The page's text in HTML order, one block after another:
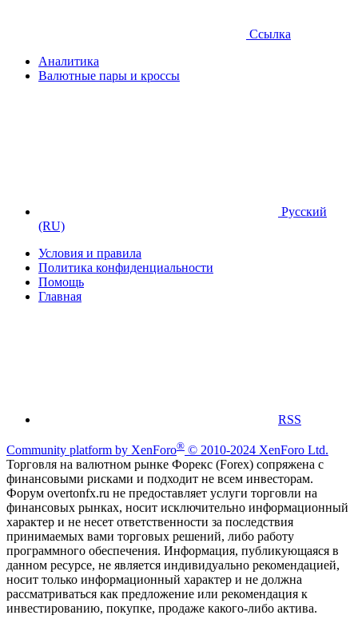
Ссылка
Аналитика
Валютные пары и кроссы
Русский
(RU)
Условия и правила
Политика конфиденциальности
Помощь
Главная
RSS
Community platform by XenForo® © 2010-2024 XenForo Ltd.
Торговля на валютном рынке Форекс (Forex) сопряжена с
финансовыми рисками и подходит не всем инвесторам.
Форум overtonfx.ru не предоставляет услуги торговли на
финансовых рынках, носит исключительно информационный
характер и не несет ответственности за последствия
принимаемых вами торговых решений, либо работу
программного обеспечения. Информация, публикующаяся в
данном ресурсе, не является индивидуально рекомендацией,
носит только информационный характер и не должна
рассматриваться как предложение или рекомендация к
инвестированию, покупке, продаже какого-либо актива.